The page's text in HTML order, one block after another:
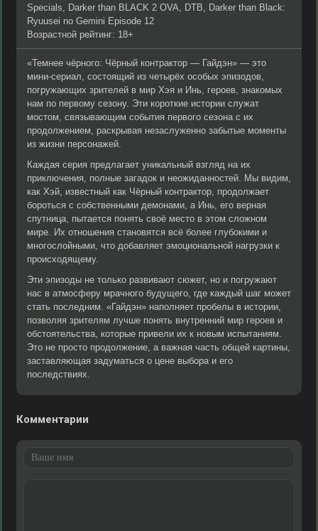
Specials, Darker than BLACK 2 OVA, DTB, Darker than Black:
Ryuusei no Gemini Episode 12
Возрастной рейтинг: 18+
«Темнее чёрного: Чёрный контрактор — Гайдэн» — это
мини-сериал, состоящий из четырёх особых эпизодов,
погружающих зрителей в мир Хэя и Инь, героев, знакомых
нам по первому сезону. Эти короткие истории служат
мостом, связывающим события первого сезона с их
продолжением, раскрывая незаслуженно забытые моменты
из жизни персонажей.
Каждая серия предлагает уникальный взгляд на их
приключения, полные загадок и неожиданностей. Мы видим,
как Хэй, известный как Чёрный контрактор, продолжает
бороться с собственными демонами, а Инь, его верная
спутница, пытается понять своё место в этом сложном
мире. Их отношения становятся всё более глубокими и
многослойными, что добавляет эмоциональной нагрузки к
происходящему.
Эти эпизоды не только развивают сюжет, но и погружают
нас в атмосферу мрачного будущего, где каждый шаг может
стать последним. «Гайдэн» наполняет пробелы в истории,
позволяя зрителям лучше понять внутренний мир героев и
обстоятельства, которые привели их к новым испытаниям.
Это не просто продолжение, а важная часть общей картины,
заставляющая задуматься о цене выбора и его
последствиях.
Комментарии